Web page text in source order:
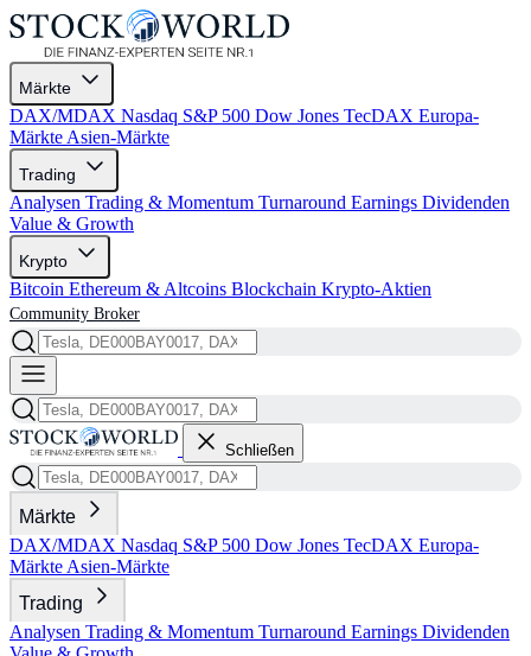
Märkte
DAX/MDAX Nasdaq S&P 500 Dow Jones TecDAX Europa-
Märkte Asien-Märkte
Trading
Analysen Trading & Momentum Turnaround Earnings Dividenden
Value & Growth
Krypto
Bitcoin Ethereum & Altcoins Blockchain Krypto-Aktien
Community Broker
Schließen
Märkte
DAX/MDAX Nasdaq S&P 500 Dow Jones TecDAX Europa-
Märkte Asien-Märkte
Trading
Analysen Trading & Momentum Turnaround Earnings Dividenden